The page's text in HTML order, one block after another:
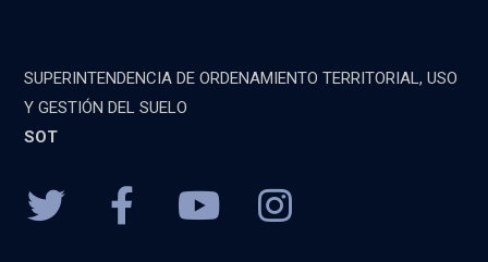
SUPERINTENDENCIA DE ORDENAMIENTO TERRITORIAL, USO
Y GESTIÓN DEL SUELO
SOT